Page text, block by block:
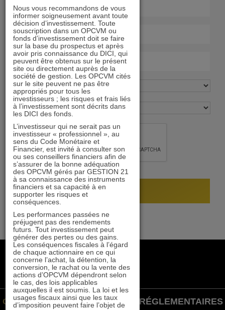
+33 1 84 79 90 24
gestion21@gestion21.fr
8 rue Volney, 75002 Paris
GESTION 21 ©INFORMATIONS RÉGLEMENTAIRES
Nous vous recommandons de vous
informer soigneusement avant toute
décision d’investissement. Toute
souscription dans un OPCVM ou
fonds d’investissement doit se faire
sur la base du prospectus et après
avoir pris connaissance du DICI, qui
peuvent être obtenus sur le présent
site ou directement auprès de la
société de gestion. Les OPCVM cités
sur le site peuvent ne pas être
appropriés pour tous les
investisseurs ; les risques et frais liés
à l’investissement sont décrits dans
les DICI des fonds.
L’investisseur qui ne serait pas un
investisseur « professionnel », au
sens du Code Monétaire et
Financier, est invité à consulter son
ou ses conseillers financiers afin de
s’assurer de la bonne adéquation
des OPCVM gérés par GESTION 21
à sa connaissance des instruments
financiers et sa capacité à en
supporter les risques et
conséquences.
Les performances passées ne
préjugent pas des rendements
futurs. Tout investissement peut
générer des pertes ou des gains.
Les conséquences fiscales à l’égard
de chaque actionnaire en ce qui
concerne l’achat, la détention, la
conversion, le rachat ou la vente des
actions d’OPCVM dépendront selon
le cas, des lois applicables
auxquelles il est soumis. La loi et les
usages fiscaux ainsi que les taux
d’imposition peuvent faire l’objet de